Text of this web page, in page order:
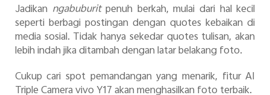
Jadikan ngabuburitpenuh berkah, mulai dari hal kecil
seperti berbagi postingan dengan quotes kebaikan di
media sosial. Tidak hanya sekedar quotes tulisan, akan
lebih indah jika ditambah dengan latar belakang foto.
Cukup cari spot pemandangan yang menarik, fitur AI
Triple Camera vivo Y17 akan menghasilkan foto terbaik.